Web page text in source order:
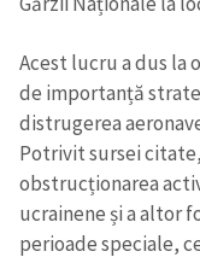
Acest lucru a dus la
de importanță
distrugerea
Potrivit sursei
obstrucționarea
ucrainene și a altor
perioade speciale,